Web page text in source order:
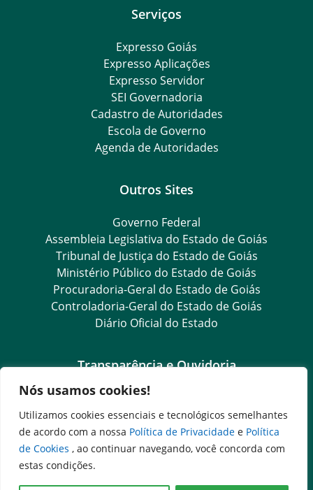
Nós usamos cookies!
Utilizamos cookies essenciais e tecnológicos semelhantes
de acordo com a nossa Política de Privacidade e Política
de Cookies , ao continuar navegando, você concorda com
estas condições.
Serviços
Expresso Goiás
Expresso Aplicações
Expresso Servidor
SEI Governadoria
Cadastro de Autoridades
Escola de Governo
Agenda de Autoridades
Outros Sites
Governo Federal
Assembleia Legislativa do Estado de Goiás
Tribunal de Justiça do Estado de Goiás
Ministério Público do Estado de Goiás
Procuradoria-Geral do Estado de Goiás
Controladoria-Geral do Estado de Goiás
Diário Oficial do Estado
Transparência e Ouvidoria
LGPD
Goiás Transparência
Dados Abertos Goiás
SIC – Serviço de Informação ao Cidadão
e-SIC – Serviço Eletrônico de Informação ao Cidadão
Ouvidoria Setorial (Expresso)